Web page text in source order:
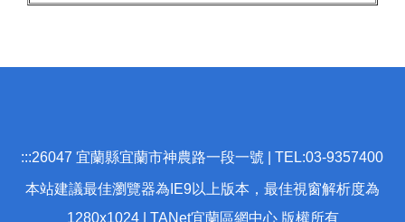
:::26047 宜蘭縣宜蘭市神農路一段一號 | TEL:03-9357400
本站建議最佳瀏覽器為IE9以上版本，最佳視窗解析度為
1280x1024 | TANet宜蘭區網中心 版權所有